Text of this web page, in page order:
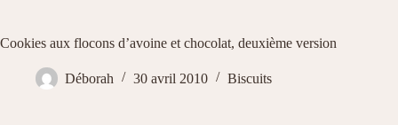
Cookies aux flocons d’avoine et chocolat, deuxième version
Déborah 30 avril 2010 Biscuits